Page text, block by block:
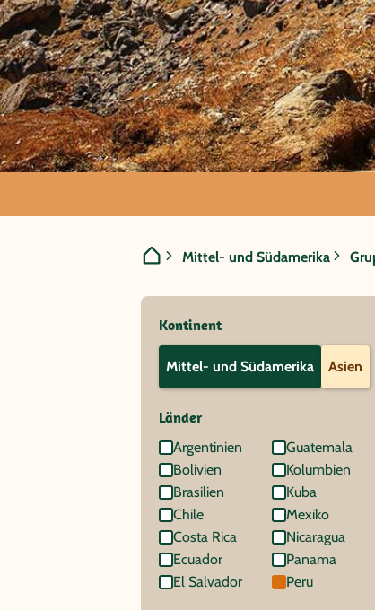
Mittel- und Südamerika
Mittel- und Südamerika
Kontinent
Mittel- und Südamerika Asien
Länder
Argentinien
Bolivien
Brasilien
Chile
Costa Rica
Ecuador
El Salvador
Guatemala
Kolumbien
Kuba
Mexiko
Nicaragua
Panama
Peru